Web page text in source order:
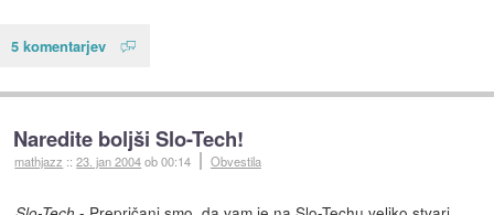
5 komentarjev
Naredite boljši Slo-Tech!
mathjazz ::23. jan 2004ob 00:14 Obvestila